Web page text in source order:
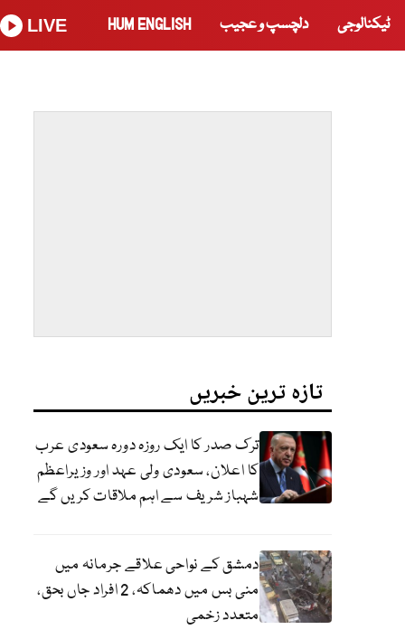
ٹیکنالوجی دلچسپ و عجیب HUM ENGLISH
LIVE
تازہ ترین خبریں
ترک صدر کا ایک روزہ دورہ سعودی عرب
کا اعلان، سعودی ولی عہد اور وزیراعظم
شہباز شریف سے اہم ملاقات کریں گے
دمشق کے نواحی علاقے جرمانہ میں
منی بس میں دھماکہ، 2 افراد جاں بحق،
متعدد زخمی